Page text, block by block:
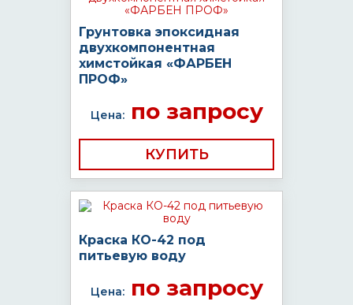
Грунтовка эпоксидная
двухкомпонентная
химстойкая «ФАРБЕН
ПРОФ»
Цена:по запросу
КУПИТЬ
Краска КО-42 под
питьевую воду
Цена:по запросу